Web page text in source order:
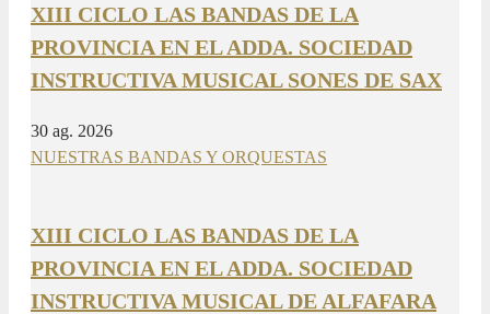
XIII CICLO LAS BANDAS DE LA
PROVINCIA EN EL ADDA. SOCIEDAD
INSTRUCTIVA MUSICAL SONES DE SAX
30 ag. 2026
NUESTRAS BANDAS Y ORQUESTAS
XIII CICLO LAS BANDAS DE LA
PROVINCIA EN EL ADDA. SOCIEDAD
INSTRUCTIVA MUSICAL DE ALFAFARA